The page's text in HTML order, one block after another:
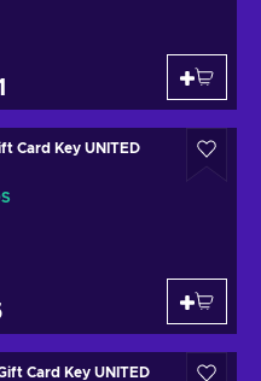
Card Key UNITED
Card Key UNITED